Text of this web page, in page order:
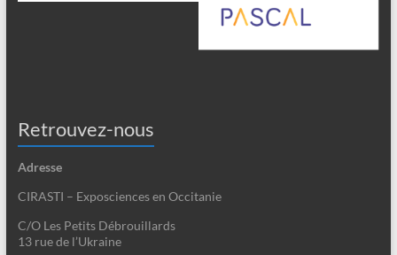
Retrouvez-nous
Adresse
CIRASTI – Exposciences en Occitanie
C/O Les Petits Débrouillards
13 rue de l’Ukraine